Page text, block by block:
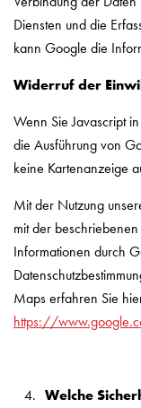
Diensten und die
kann Google die
Widerruf der
Wenn Sie Javascript
die Ausführung von
keine Kartenanzeige
Mit der Nutzung
mit der
Informationen durch
Maps erfahren Sie
https://
Welche